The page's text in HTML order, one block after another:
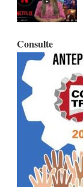
Consulte